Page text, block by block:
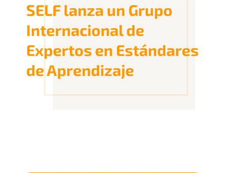
SELF lanza un Grupo
Internacional de
Expertos en Estándares
de Aprendizaje